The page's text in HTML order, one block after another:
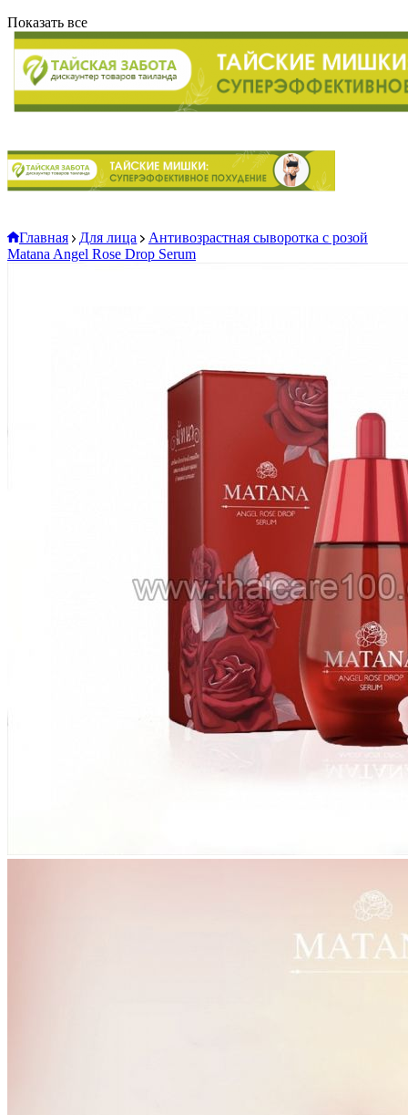
Показать все
Главная Для лица
Антивозрастная сыворотка с розой
Matana Angel Rose Drop Serum